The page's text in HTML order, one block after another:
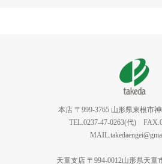
本店 〒999-3765 山形県東根市
TEL.0237-47-0263(代)
天童支店 〒994-0012山形県天童